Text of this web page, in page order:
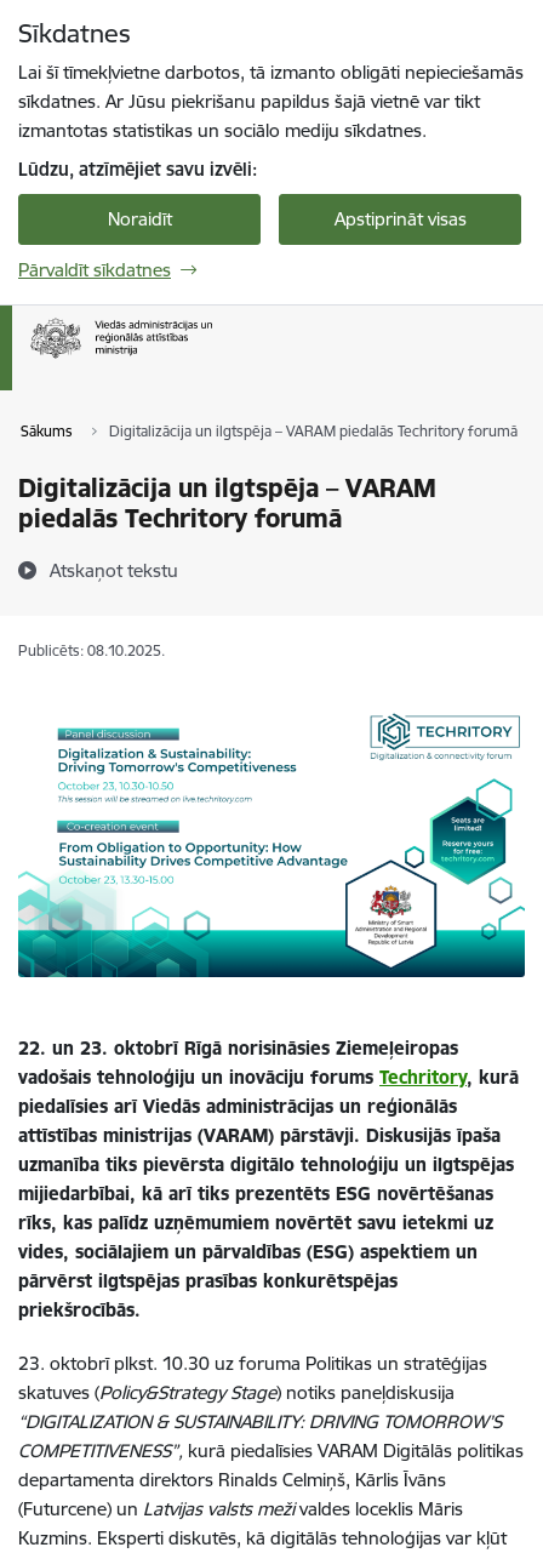
Sīkdatnes
Lai šī tīmekļvietne darbotos, tā izmanto obligāti nepieciešamās
sīkdatnes. Ar Jūsu piekrišanu papildus šajā vietnē var tikt
izmantotas statistikas un sociālo mediju sīkdatnes.
Lūdzu, atzīmējiet savu izvēli:
Noraidīt Apstiprināt visas
Pārvaldīt sīkdatnes
Sākums Digitalizācija un ilgtspēja – VARAM piedalās Techritory forumā
Digitalizācija un ilgtspēja – VARAM
piedalās Techritory forumā
Atskaņot tekstu
Publicēts: 08.10.2025.
22. un 23. oktobrī Rīgā norisināsies Ziemeļeiropas
vadošais tehnoloģiju un inovāciju forums Techritory, kurā
piedalīsies arī Viedās administrācijas un reģionālās
attīstības ministrijas (VARAM) pārstāvji. Diskusijās īpaša
uzmanība tiks pievērsta digitālo tehnoloģiju un ilgtspējas
mijiedarbībai, kā arī tiks prezentēts ESG novērtēšanas
rīks, kas palīdz uzņēmumiem novērtēt savu ietekmi uz
vides, sociālajiem un pārvaldības (ESG) aspektiem un
pārvērst ilgtspējas prasības konkurētspējas
priekšrocībās.
23. oktobrī plkst. 10.30 uz foruma Politikas un stratēģijas
skatuves (Policy&Strategy Stage) notiks paneļdiskusija
“DIGITALIZATION & SUSTAINABILITY: DRIVING TOMORROW’S
COMPETITIVENESS”, kurā piedalīsies VARAM Digitālās politikas
departamenta direktors Rinalds Celmiņš, Kārlis Īvāns
(Futurcene) un Latvijas valsts meživaldes loceklis Māris
Kuzmins. Eksperti diskutēs, kā digitālās tehnoloģijas var kļūt